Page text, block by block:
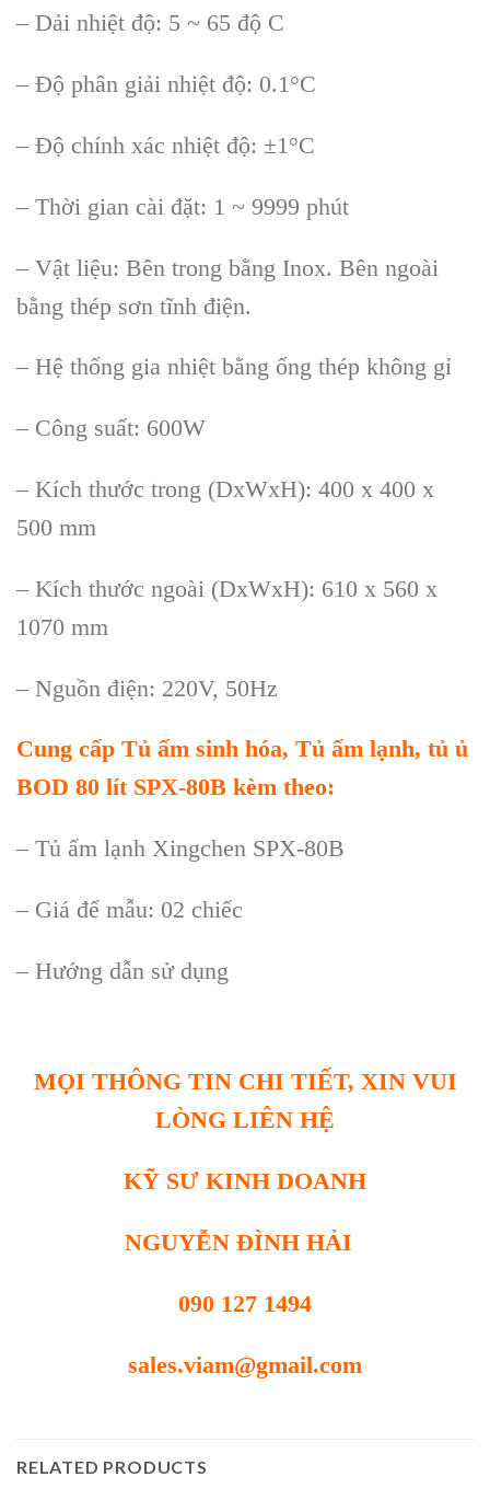
– Dải nhiệt độ: 5 ~ 65 độ C
– Độ phân giải nhiệt độ: 0.1°C
– Độ chính xác nhiệt độ: ±1°C
– Thời gian cài đặt: 1 ~ 9999 phút
– Vật liệu: Bên trong bằng Inox. Bên ngoài
bằng thép sơn tĩnh điện.
– Hệ thống gia nhiệt bằng ống thép không gỉ
– Công suất: 600W
– Kích thước trong (DxWxH): 400 x 400 x
500 mm
– Kích thước ngoài (DxWxH): 610 x 560 x
1070 mm
– Nguồn điện: 220V, 50Hz
Cung cấp Tủ ấm sinh hóa, Tủ ấm lạnh, tủ ủ
BOD 80 lít SPX-80B kèm theo:
– Tủ ấm lạnh Xingchen SPX-80B
– Giá để mẫu: 02 chiếc
– Hướng dẫn sử dụng
MỌI THÔNG TIN CHI TIẾT, XIN VUI
LÒNG LIÊN HỆ
KỸ SƯ KINH DOANH
NGUYỄN ĐÌNH HẢI
090 127 1494
sales.viam@gmail.com
RELATED PRODUCTS